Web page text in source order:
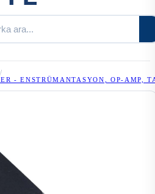
/
- ENSTRÜMANTASYON, OP-AMP,